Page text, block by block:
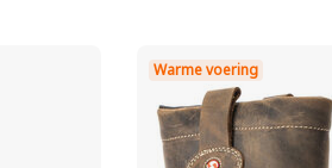
Warme voering